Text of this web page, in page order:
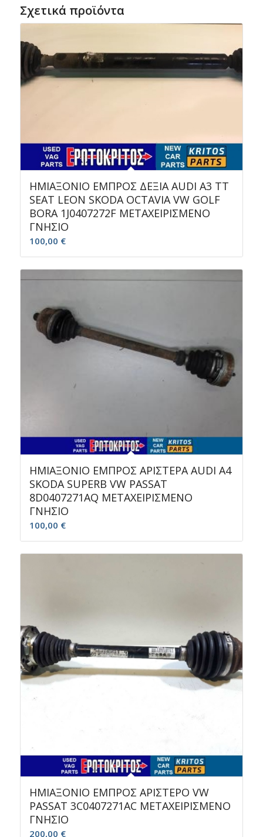
Σχετικά προϊόντα
ΗΜΙΑΞΟΝΙΟ ΕΜΠΡΟΣ ΔΕΞΙΑ AUDI A3 TT
SEAT LEON SKODA OCTAVIA VW GOLF
BORA 1J0407272F ΜΕΤΑΧΕΙΡΙΣΜΕΝΟ
ΓΝΗΣΙΟ
100,00 €
ΗΜΙΑΞΟΝΙΟ ΕΜΠΡΟΣ ΑΡΙΣΤΕΡΑ AUDI A4
SKODA SUPERB VW PASSAT
8D0407271AQ ΜΕΤΑΧΕΙΡΙΣΜΕΝΟ
ΓΝΗΣΙΟ
100,00 €
ΗΜΙΑΞΟΝΙΟ ΕΜΠΡΟΣ ΑΡΙΣΤΕΡΟ VW
PASSAT 3C0407271AC ΜΕΤΑΧΕΙΡΙΣΜΕΝΟ
ΓΝΗΣΙΟ
200,00 €